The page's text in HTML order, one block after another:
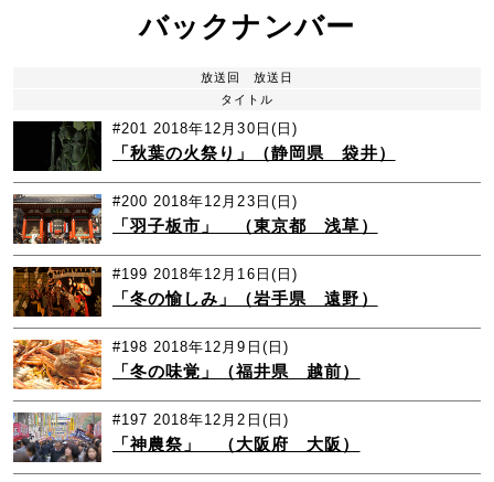
バックナンバー
放送回
放送日
タイトル
#201 2018年12月30日(日)
「秋葉の火祭り」（静岡県 袋井）
#200 2018年12月23日(日)
「羽子板市」 （東京都 浅草）
#199 2018年12月16日(日)
「冬の愉しみ」（岩手県 遠野）
#198 2018年12月9日(日)
「冬の味覚」（福井県 越前）
#197 2018年12月2日(日)
「神農祭」 （大阪府 大阪）